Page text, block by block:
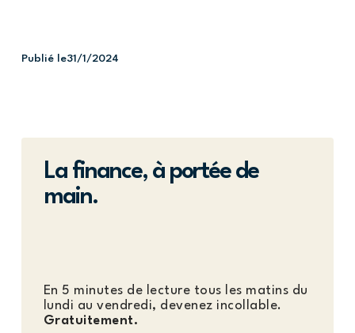
Publié le31/1/2024
La finance, à portée de
main.
En 5 minutes de lecture tous les matins du
lundi au vendredi, devenez incollable.
Gratuitement.